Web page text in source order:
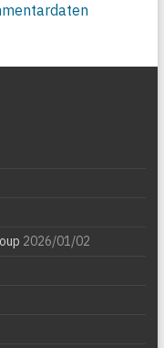
2026/01/02